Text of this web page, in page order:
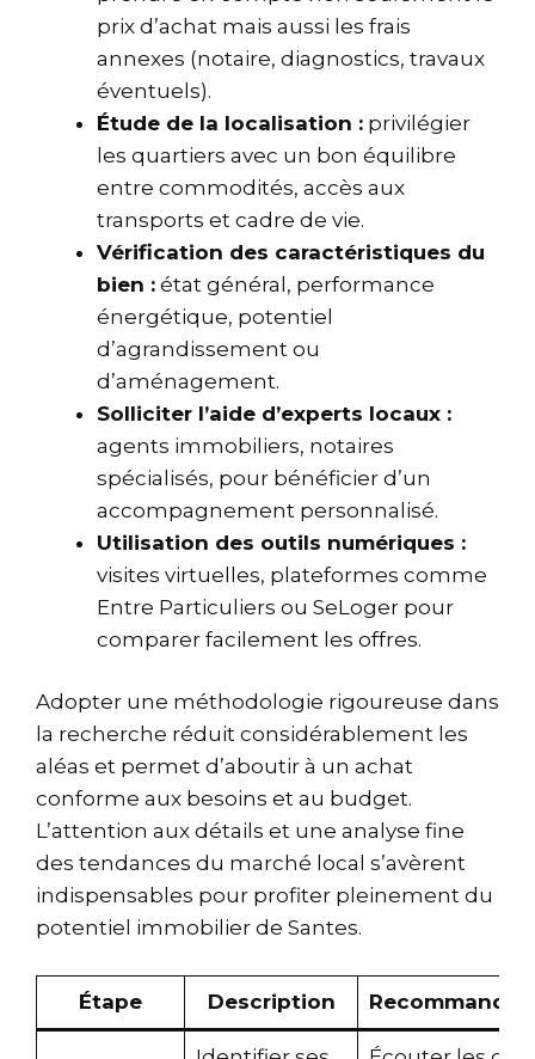
prix d’achat mais aussi les frais
annexes (notaire, diagnostics, travaux
éventuels).
Étude de la localisation : privilégier
les quartiers avec un bon équilibre
entre commodités, accès aux
transports et cadre de vie.
Vérification des caractéristiques du
bien : état général, performance
énergétique, potentiel
d’agrandissement ou
d’aménagement.
Solliciter l’aide d’experts locaux :
agents immobiliers, notaires
spécialisés, pour bénéficier d’un
accompagnement personnalisé.
Utilisation des outils numériques :
visites virtuelles, plateformes comme
Entre Particuliers ou SeLoger pour
comparer facilement les offres.
Adopter une méthodologie rigoureuse dans
la recherche réduit considérablement les
aléas et permet d’aboutir à un achat
conforme aux besoins et au budget.
L’attention aux détails et une analyse fine
des tendances du marché local s’avèrent
indispensables pour profiter pleinement du
potentiel immobilier de Santes.
Étape Description